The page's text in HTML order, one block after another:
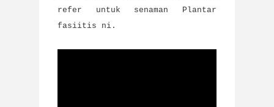
refer untuk senaman Plantar
fasiitis ni.